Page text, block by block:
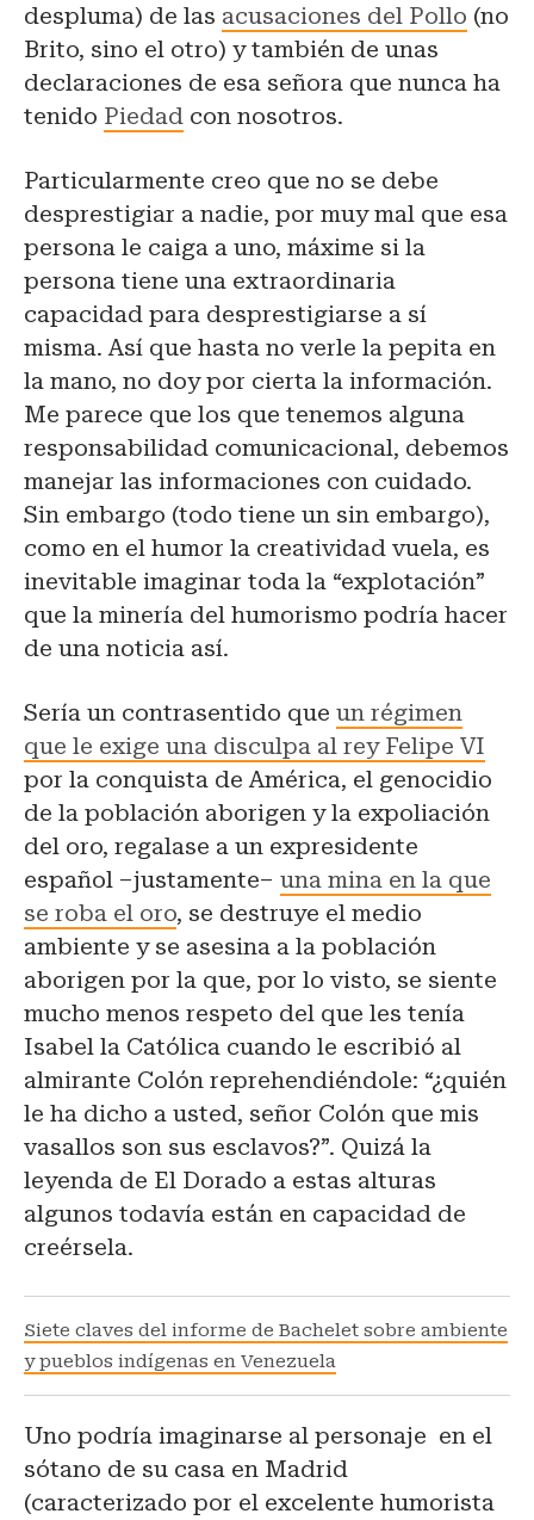
despluma) de las acusaciones del Pollo (no
Brito, sino el otro) y también de unas
declaraciones de esa señora que nunca ha
tenido Piedad con nosotros.
Particularmente creo que no se debe
desprestigiar a nadie, por muy mal que esa
persona le caiga a uno, máxime si la
persona tiene una extraordinaria
capacidad para desprestigiarse a sí
misma. Así que hasta no verle la pepita en
la mano, no doy por cierta la información.
Me parece que los que tenemos alguna
responsabilidad comunicacional, debemos
manejar las informaciones con cuidado.
Sin embargo (todo tiene un sin embargo),
como en el humor la creatividad vuela, es
inevitable imaginar toda la “explotación”
que la minería del humorismo podría hacer
de una noticia así.
Sería un contrasentido que un régimen
que le exige una disculpa al rey Felipe VI
por la conquista de América, el genocidio
de la población aborigen y la expoliación
del oro, regalase a un expresidente
español –justamente– una mina en la que
se roba el oro, se destruye el medio
ambiente y se asesina a la población
aborigen por la que, por lo visto, se siente
mucho menos respeto del que les tenía
Isabel la Católica cuando le escribió al
almirante Colón reprehendiéndole: “¿quién
le ha dicho a usted, señor Colón que mis
vasallos son sus esclavos?”. Quizá la
leyenda de El Dorado a estas alturas
algunos todavía están en capacidad de
creérsela.
Siete claves del informe de Bachelet sobre ambiente
y pueblos indígenas en Venezuela
Uno podría imaginarse al personaje en el
sótano de su casa en Madrid
(caracterizado por el excelente humorista